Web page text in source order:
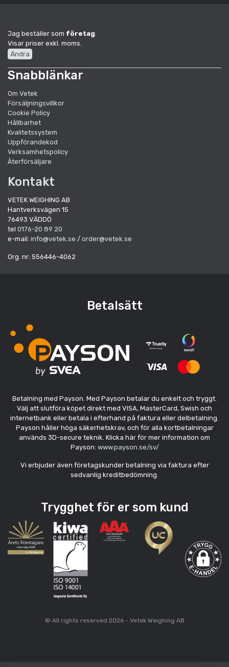
Jag beställer som företag.
Visar priser exkl. moms.
Ändra
Snabblänkar
Om Vetek
Försäljningsvillkor
Cookie Policy
Hållbarhet
Kvalitetssystem
Uppförandekod
Verksamhetspolicy
Återförsäljare
Kontakt
VETEK WEIGHING AB
Hantverksvägen 15
76493 VÄDDÖ
tel 0176-20 89 20
e-mail: info@vetek.se / order@vetek.se
Org. nr: 556446-4062
Betalsätt
Betalning med Payson. Med Payson betalar du enkelt och tryggt.
Välj att slutföra köpet direkt med VISA, MasterCard, Swish och
internetbank eller betala i efterhand på faktura eller delbetalning.
Payson håller höga säkerhetskrav, och för alla kortbetalningar
används 3D-secure teknik. Klicka här för mer information om
Payson: www.payson.se/sv/
Vi erbjuder även företagskunder betalning via faktura efter
sedvanlig kreditbedömning.
Trygghet för er som kund
© All rights reserved 2026 - Vetek Weighing AB